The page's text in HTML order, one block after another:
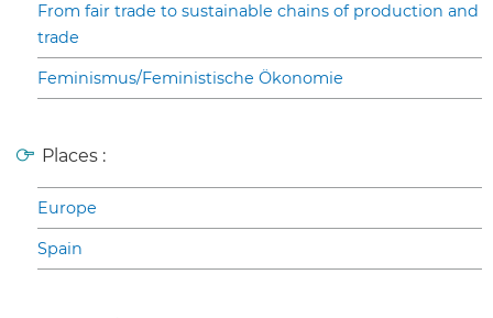
From fair trade to sustainable chains of production and
trade
Feminismus/Feministische Ökonomie
Places :
Europe
Spain